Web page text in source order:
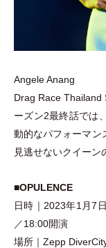
Angele Anang
Drag Race Thailand
ーズン2最終話では
動的なパフォーマン
見逃せないクイーン
■OPULENCE
日時｜2023年1月7日
／18:00開演
場所｜Zepp